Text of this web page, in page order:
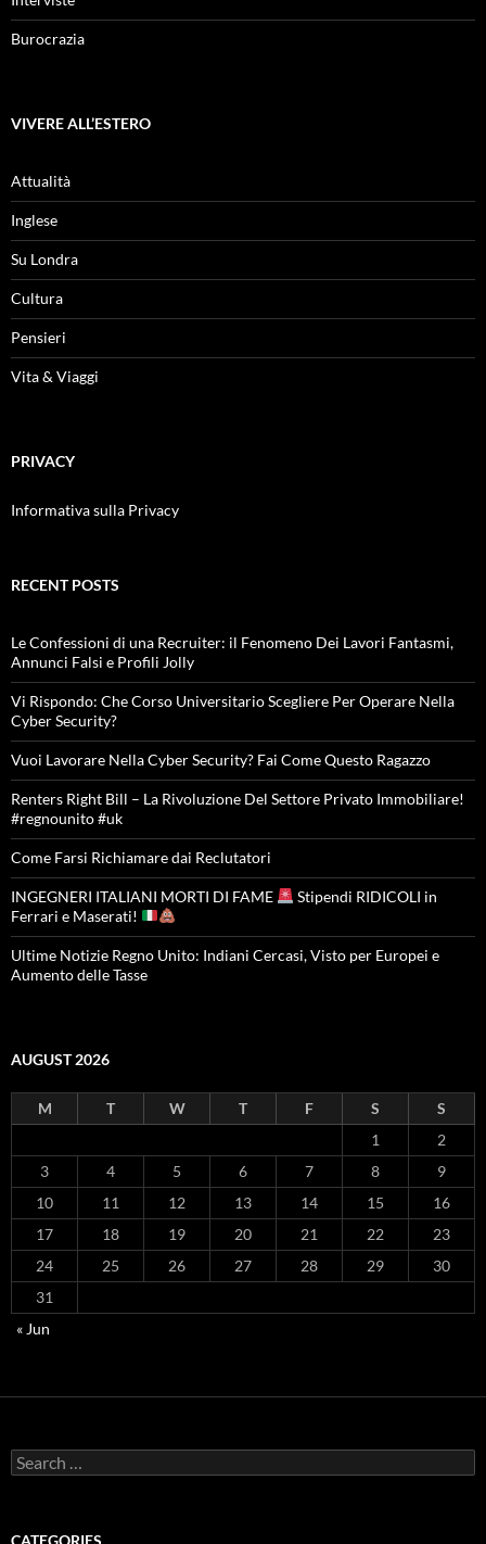
Burocrazia
VIVERE ALL’ESTERO
Attualità
Inglese
Su Londra
Cultura
Pensieri
Vita & Viaggi
PRIVACY
Informativa sulla Privacy
RECENT POSTS
Le Confessioni di una Recruiter: il Fenomeno Dei Lavori Fantasmi,
Annunci Falsi e Profili Jolly
Vi Rispondo: Che Corso Universitario Scegliere Per Operare Nella
Cyber Security?
Vuoi Lavorare Nella Cyber Security? Fai Come Questo Ragazzo
Renters Right Bill – La Rivoluzione Del Settore Privato Immobiliare!
#regnounito #uk
Come Farsi Richiamare dai Reclutatori
INGEGNERI ITALIANI MORTI DI FAME
Stipendi RIDICOLI in
Ferrari e Maserati!
Ultime Notizie Regno Unito: Indiani Cercasi, Visto per Europei e
Aumento delle Tasse
AUGUST 2026
M T W T F S
S
1
2
3
4 5 6 7 8
9
10
11 12 13 14 15
16
17
18 19 20 21 22
23
24
25 26 27 28 29
30
31
« Jun
Search
for:
CATEGORIES